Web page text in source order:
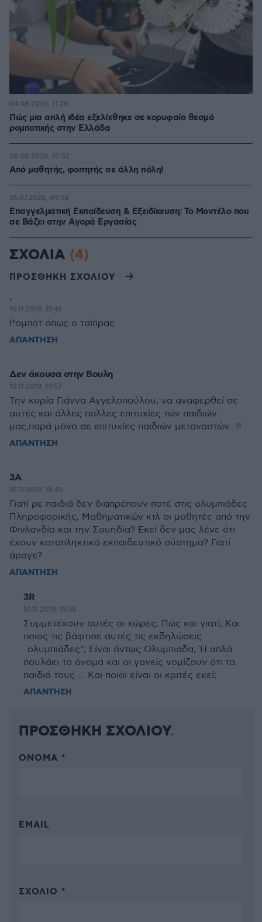
Πώς μια απλή ιδέα εξελίχθηκε σε κορυφαίο θεσμό
ρομποτικής στην Ελλάδα
04.08.2026, 11:20
Από μαθητής, φοιτητής σε άλλη πόλη!
06.08.2026, 10:52
Επαγγελματική Εκπαίδευση & Εξειδίκευση: Το Mοντέλο που
σε Bάζει στην Aγορά Eργασίας
26.07.2026, 09:54
ΣΧΟΛΙΑ (4)
ΠΡΟΣΘΗΚΗ ΣΧΟΛΙΟΥ
.
10.11.2019, 21:46
Ρομπότ όπως ο τσίπρας.
ΑΠΑΝΤΗΣΗ
Δεν άκουσα στην Βουλη
10.11.2019, 19:57
Την κυρία Γιάννα Αγγελοπούλου, να αναφερθεί σε
αυτές και άλλες πολλες επιτυχίες των παιδιών
μας,παρά μόνο σε επιτυχίες παιδιών μεταναστών...!!
ΑΠΑΝΤΗΣΗ
3Α
10.11.2019, 18:45
Γιατί ρε παιδιά δεν διαπρέπουν ποτέ στις ολυμπιάδες
Πληροφορικής, Μαθηματικών κτλ οι μαθητές από την
Φινλανδία και την Σουηδία? Εκεί δεν μας λένε ότι
έχουν καταπληκτικό εκπαιδευτικό σύστημα? Γιατί
άραγε?
ΑΠΑΝΤΗΣΗ
3R
10.11.2019, 19:38
Συμμετέχουν αυτές οι χώρες; Πώς και γιατί; Και
ποιος τις βάφτισε αυτές τις εκδηλώσεις
¨ολυμπιάδες"; Είναι όντως Ολυμπιάδα; Ή απλά
πουλάει το όνομα και οι γονείς νομίζουν ότι τα
παιδιά τους ... Και ποιοι είναι οι κριτές εκεί;
ΑΠΑΝΤΗΣΗ
ΠΡΟΣΘΗΚΗ ΣΧΟΛΙΟΥ
ΌΝΟΜΑ *
EMAIL
ΣΧΌΛΙΟ *